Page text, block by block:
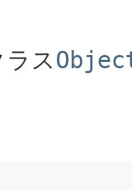
ラス